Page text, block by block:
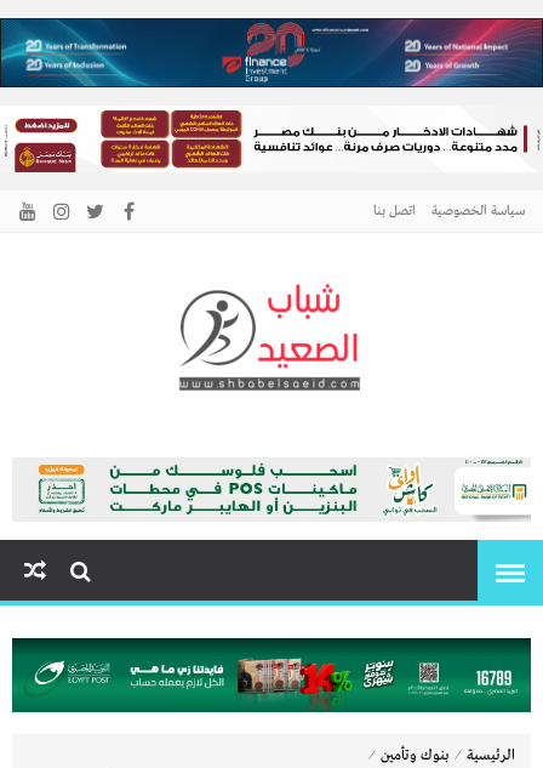
سياسة الخصوصية اتصل بنا
شباب الصعيد
الرئيسية ⁄ بنوك وتأمين ⁄